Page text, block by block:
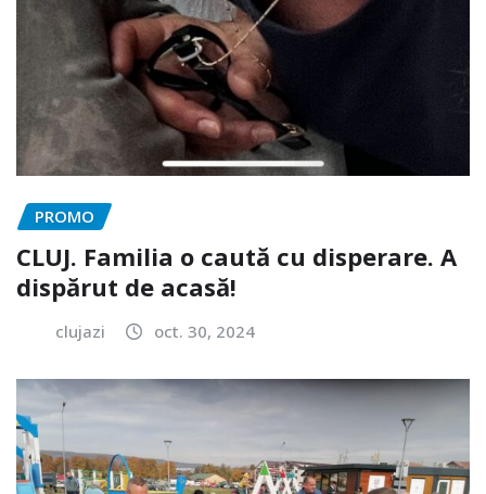
PROMO
CLUJ. Familia o caută cu disperare. A
dispărut de acasă!
clujazi oct. 30, 2024